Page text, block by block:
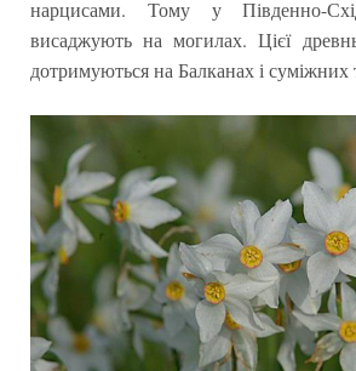
нарцисами. Тому у Південно-
висаджують на могилах. Цієї
дотримуються на Балканах і суміжних